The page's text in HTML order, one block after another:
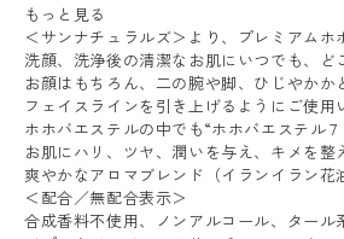
もっと見る
＜サンナチュラルズ＞より、プレミアム
洗顔、洗浄後の清潔なお肌にいつでも、
お顔はもちろん、二の腕や脚、ひじやか
フェイスラインを引き上げるようにご使用
ホホバエステルの中でも“ホホバエステル
お肌にハリ、ツヤ、潤いを与え、キメを
爽やかなアロマブレンド（イランイラン
＜配合／無配合表示＞
合成香料不使用、ノンアルコール、タール